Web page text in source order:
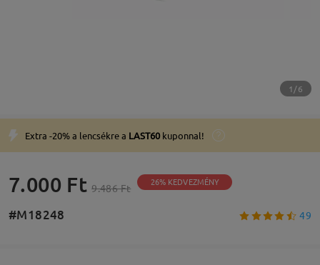
1/6
Extra -20% a lencsékre a LAST60 kuponnal!
7.000 Ft 9.486 Ft 26% KEDVEZMÉNY
#M18248 49